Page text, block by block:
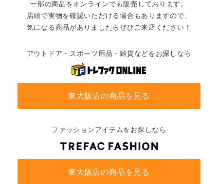
一部の商品をオンラインでも販売しております。
店頭で実物を確認いただける場合もありますので、
気になる商品がありましたらぜひご来店ください！
アウトドア・スポーツ用品・雑貨などをお探しなら
東大阪店の商品を見る
ファッションアイテムをお探しなら
東大阪店の商品を見る